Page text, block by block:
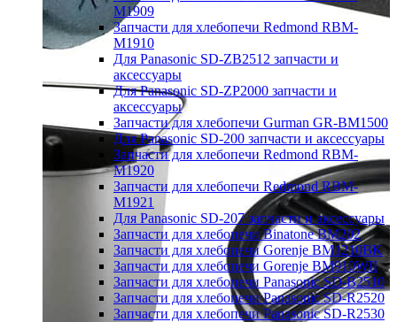
M1909
Запчасти для хлебопечи Redmond RBM-
M1910
Для Panasonic SD-ZB2512 запчасти и
аксессуары
Для Panasonic SD-ZP2000 запчасти и
аксессуары
Запчасти для хлебопечи Gurman GR-BM1500
Для Panasonic SD-200 запчасти и аксессуары
Запчасти для хлебопечи Redmond RBM-
M1920
Запчасти для хлебопечи Redmond RBM-
M1921
Для Panasonic SD-207 запчасти и аксессуары
Запчасти для хлебопечи Binatone BM202
Запчасти для хлебопечи Gorenje BM1210BK
Запчасти для хлебопечи Gorenje BM910WII
Запчасти для хлебопечи Panasonic SD-B2510
Запчасти для хлебопечи Panasonic SD-R2520
Запчасти для хлебопечи Panasonic SD-R2530